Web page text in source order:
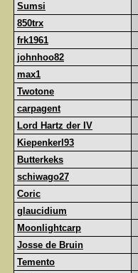
Sumsi
850trx
frk1961
johnhoo82
max1
Twotone
carpagent
Lord Hartz der IV
Kiepenkerl93
Butterkeks
schiwago27
Coric
glaucidium
Moonlightcarp
Josse de Bruin
Temento